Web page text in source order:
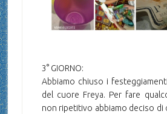
3° GIORNO:
Abbiamo chiuso i
del cuore Freya. Per fare
non ripetitivo abbiamo deciso